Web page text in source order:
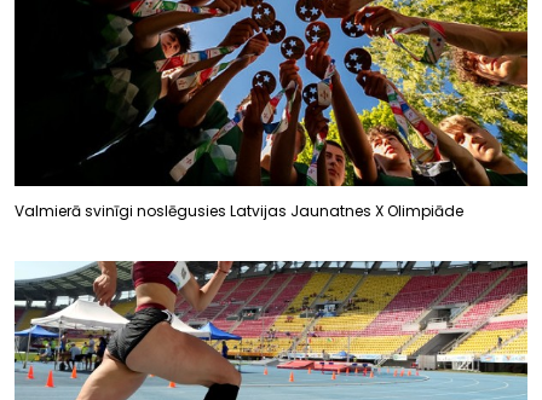
Valmierā svinīgi noslēgusies Latvijas Jaunatnes X Olimpiāde